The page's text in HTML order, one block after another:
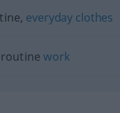
everyday clothes
routinework